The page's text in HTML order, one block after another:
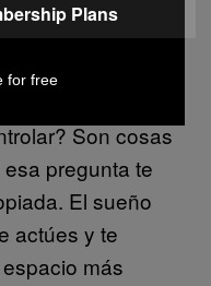
una
situación que
Son cosas
pregunta te
El sueño
actúes y te
más
Plans
for free